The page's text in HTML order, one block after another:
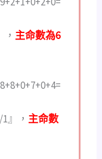
主命數為6
』， 主命數